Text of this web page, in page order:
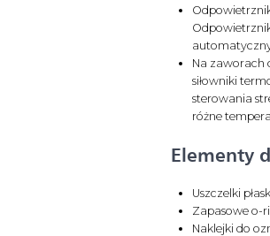
Na zaworach
siłowniki
sterowania
różne
Elementy
Uszczelki
Zapasowe o-
Naklejki do